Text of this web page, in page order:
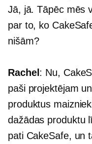
Jā, jā. Tāpēc mēs
par to, ko
nišām?
Rachel : Nu,
paši projektējam
produktus
dažādas produktu
pati СakeSafe, un